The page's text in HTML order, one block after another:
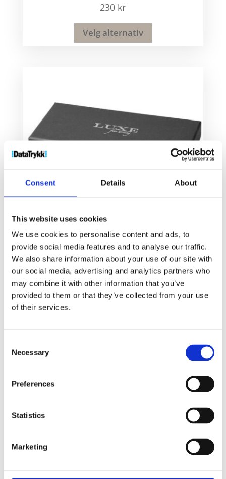
Consent Details About
This website uses cookies
We use cookies to personalise content and ads, to
provide social media features and to analyse our traffic.
We also share information about your use of our site with
our social media, advertising and analytics partners who
may combine it with other information that you’ve
provided to them or that they’ve collected from your use
of their services.
Selection
Necessary
Preferences
Statistics
Marketing
230 kr
Velg alternativ
Gloss-penn dobbelt gavesett
300kr
Velg alternativ